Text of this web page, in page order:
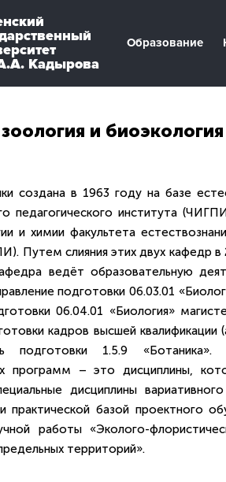
Кадырова
Образование
и биоэкология
создана в 1963 году на базе
педагогического института
и химии факультета
Путем слияния этих двух кафедр
ведёт образовательную
подготовки 06.03.01
06.04.01 «Биология»
кадров высшей квалификации
подготовки 1.5.9 «Ботаника».
программ – это дисциплины,
дисциплины
практической базой проектного
работы «Эколого-
территорий».